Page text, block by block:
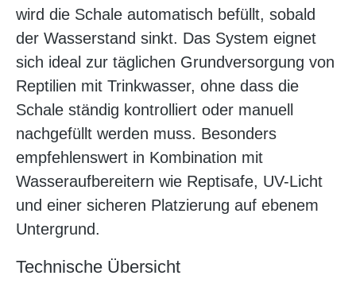
wird die Schale automatisch befüllt, sobald
der Wasserstand sinkt. Das System eignet
sich ideal zur täglichen Grundversorgung von
Reptilien mit Trinkwasser, ohne dass die
Schale ständig kontrolliert oder manuell
nachgefüllt werden muss. Besonders
empfehlenswert in Kombination mit
Wasseraufbereitern wie Reptisafe, UV-Licht
und einer sicheren Platzierung auf ebenem
Untergrund.
Technische Übersicht